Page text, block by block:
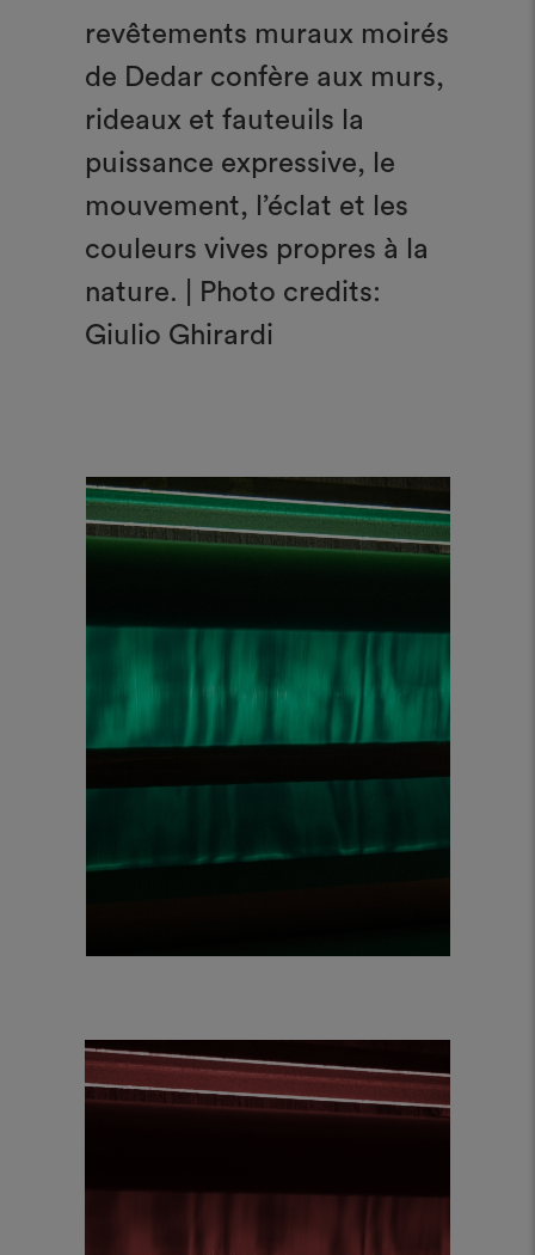
revêtements muraux moirés
de Dedar confère aux murs,
rideaux et fauteuils la
puissance expressive, le
mouvement, l’éclat et les
couleurs vives propres à la
nature. | Photo credits:
Giulio Ghirardi